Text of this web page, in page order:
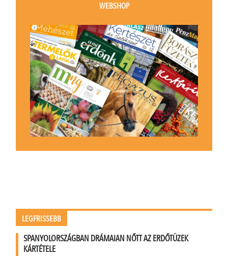
WEBSHOP
LEGFRISSEBB
SPANYOLORSZÁGBAN DRÁMAIAN NŐTT AZ ERDŐTÜZEK
KÁRTÉTELE